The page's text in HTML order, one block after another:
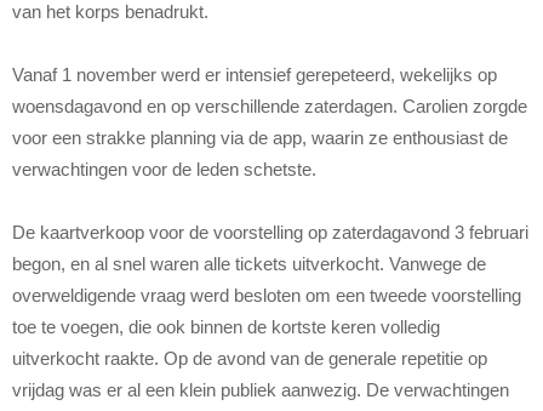
van het korps benadrukt.
Vanaf 1 november werd er intensief gerepeteerd, wekelijks op
woensdagavond en op verschillende zaterdagen. Carolien zorgde
voor een strakke planning via de app, waarin ze enthousiast de
verwachtingen voor de leden schetste.
De kaartverkoop voor de voorstelling op zaterdagavond 3 februari
begon, en al snel waren alle tickets uitverkocht. Vanwege de
overweldigende vraag werd besloten om een tweede voorstelling
toe te voegen, die ook binnen de kortste keren volledig
uitverkocht raakte. Op de avond van de generale repetitie op
vrijdag was er al een klein publiek aanwezig. De verwachtingen